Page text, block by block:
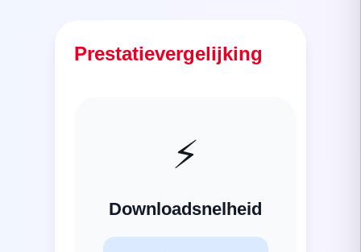
Prestatievergelijking
⚡
Downloadsnelheid